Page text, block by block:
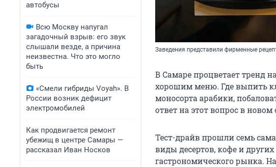
автобусы
Всю Москву напугал
загадочный взрыв: его звук
слышали везде, а причина
неизвестна. Что это могло
быть
«Смели гибриды Voyah». В
России возник дефицит
электромобилей
Как продвигается ремонт
убежищ в центре Самары —
рассказал Иван Носков
Заведения представили фирменные
В Самаре процветает тренд
хорошим меню. Где выпить
моносорта арабики,
ответ на этот вопрос в новом
Тест-драйв прошли семь
виды десертов, кофе и
гастрономического рынка.